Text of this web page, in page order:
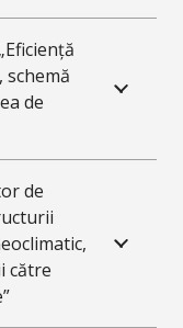
de
de
către